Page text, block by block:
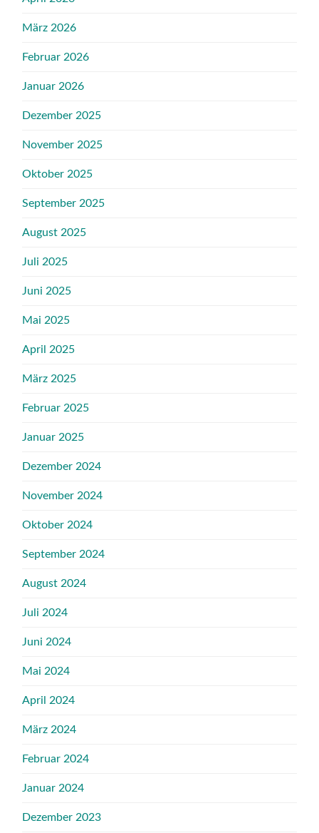
März 2026
Februar 2026
Januar 2026
Dezember 2025
November 2025
Oktober 2025
September 2025
August 2025
Juli 2025
Juni 2025
Mai 2025
April 2025
März 2025
Februar 2025
Januar 2025
Dezember 2024
November 2024
Oktober 2024
September 2024
August 2024
Juli 2024
Juni 2024
Mai 2024
April 2024
März 2024
Februar 2024
Januar 2024
Dezember 2023